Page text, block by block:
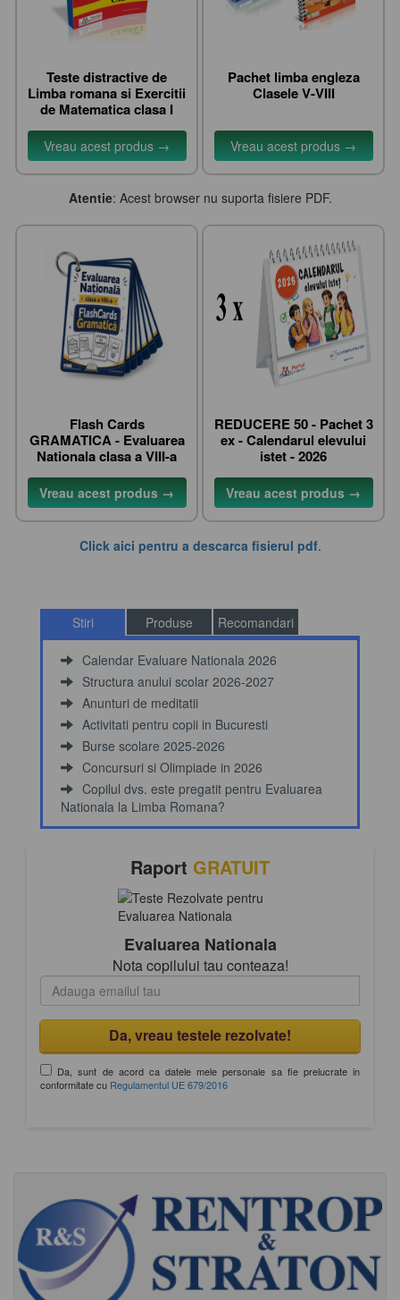
Teste distractive de
Limba romana si Exercitii
de Matematica clasa I
Vreau acest produs →
Pachet limba engleza
Clasele V-VIII
Vreau acest produs →
Atentie: Acest browser nu suporta fisiere PDF.
Flash Cards
GRAMATICA - Evaluarea
Nationala clasa a VIII-a
Vreau acest produs →
REDUCERE 50 - Pachet 3
ex - Calendarul elevului
istet - 2026
Vreau acest produs →
Click aici pentru a descarca fisierul pdf.
Stiri Produse Recomandari
Calendar Evaluare Nationala 2026
Structura anului scolar 2026-2027
Anunturi de meditatii
Activitati pentru copii in Bucuresti
Burse scolare 2025-2026
Concursuri si Olimpiade in 2026
Copilul dvs. este pregatit pentru Evaluarea
Nationala la Limba Romana?
Raport GRATUIT
Evaluarea Nationala
Nota copilului tau conteaza!
Da, sunt de acord ca datele mele personale sa fie prelucrate in
conformitate cu Regulamentul UE 679/2016